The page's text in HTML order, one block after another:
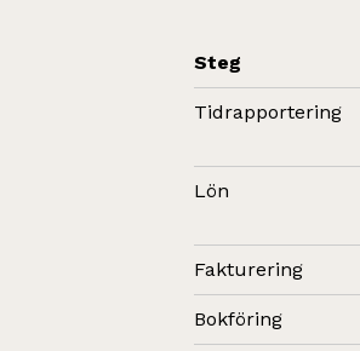
Steg
Tidrapportering
Lön
Fakturering
Bokföring